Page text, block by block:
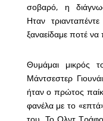
σοβαρό, η
Ηταν
ξαναείδαμε ποτέ να
Θυμάμαι μικρός
Μάντσεστερ
ήταν ο πρώτος
φανέλα με το